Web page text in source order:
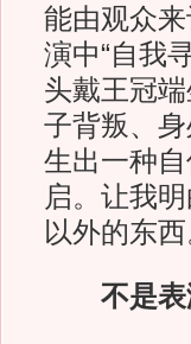
能由观众
演中“自我
头戴王冠
子背叛、
生出一种
启。让我
以外的东
不是表